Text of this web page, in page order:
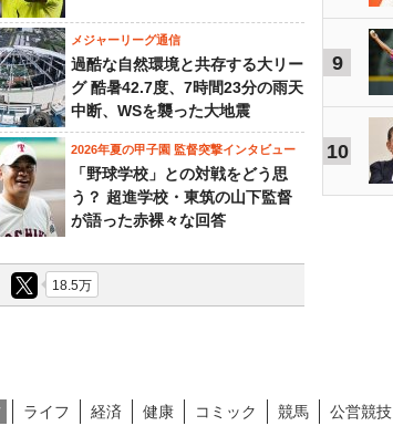
メジャーリーグ通信
過酷な自然環境と共存する大リー
グ 酷暑42.7度、7時間23分の雨天
中断、WSを襲った大地震
2026年夏の甲子園 監督突撃インタビュー
「野球学校」との対戦をどう思
う？ 超進学校・東筑の山下監督
が語った赤裸々な回答
18.5万
9
10
ライフ 経済 健康 コミック 競馬 公営競技